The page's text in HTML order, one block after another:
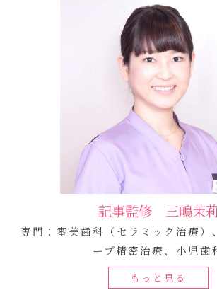
記事監修 三嶋茉
専門：審美歯科（セラミック治療）
ープ精密治療、小児歯
もっと見る